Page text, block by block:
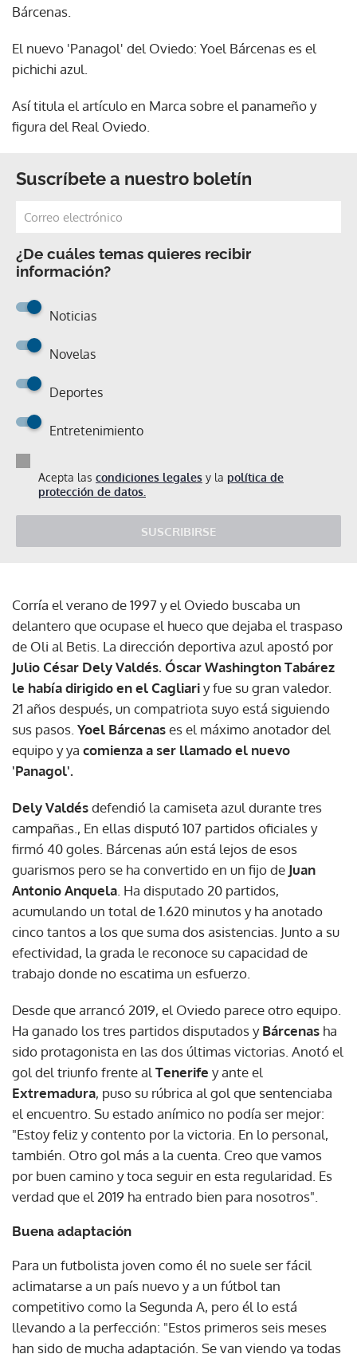
Bárcenas.
El nuevo 'Panagol' del Oviedo: Yoel Bárcenas es el
pichichi azul.
Así titula el artículo en Marca sobre el panameño y
figura del Real Oviedo.
Suscríbete a nuestro boletín
¿De cuáles temas quieres recibir
información?
Noticias
Novelas
Deportes
Entretenimiento
Acepta las condiciones legales y la política de
protección de datos.
SUSCRIBIRSE
Corría el verano de 1997 y el Oviedo buscaba un
delantero que ocupase el hueco que dejaba el traspaso
de Oli al Betis. La dirección deportiva azul apostó por
Julio César Dely Valdés. Óscar Washington Tabárez
le había dirigido en el Cagliariy fue su gran valedor.
21 años después, un compatriota suyo está siguiendo
sus pasos. Yoel Bárcenases el máximo anotador del
equipo y ya comienza a ser llamado el nuevo
'Panagol'.
Dely Valdésdefendió la camiseta azul durante tres
campañas., En ellas disputó 107 partidos oficiales y
firmó 40 goles. Bárcenas aún está lejos de esos
guarismos pero se ha convertido en un fijo de Juan
Antonio Anquela . Ha disputado 20 partidos,
acumulando un total de 1.620 minutos y ha anotado
cinco tantos a los que suma dos asistencias. Junto a su
efectividad, la grada le reconoce su capacidad de
trabajo donde no escatima un esfuerzo.
Desde que arrancó 2019, el Oviedo parece otro equipo.
Ha ganado los tres partidos disputados yBárcenas ha
sido protagonista en las dos últimas victorias. Anotó el
gol del triunfo frente al Tenerife y ante el
Extremadura, puso su rúbrica al gol que sentenciaba
el encuentro. Su estado anímico no podía ser mejor:
"Estoy feliz y contento por la victoria. En lo personal,
también. Otro gol más a la cuenta. Creo que vamos
por buen camino y toca seguir en esta regularidad. Es
verdad que el 2019 ha entrado bien para nosotros".
Buena adaptación
Para un futbolista joven como él no suele ser fácil
aclimatarse a un país nuevo y a un fútbol tan
competitivo como la Segunda A, pero él lo está
llevando a la perfección: "Estos primeros seis meses
han sido de mucha adaptación. Se van viendo ya todas